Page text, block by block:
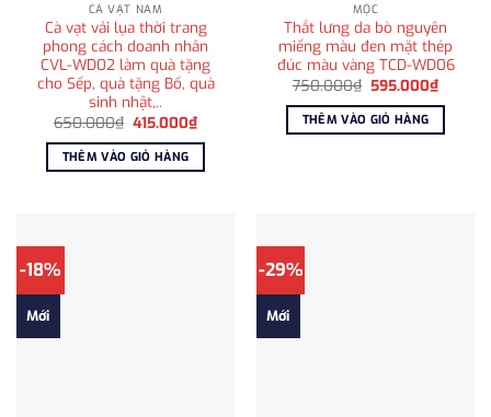
CÀ VẠT NAM
Cà vạt vải lụa thời trang
phong cách doanh nhân
CVL-WD02 làm quà tặng
cho Sếp, quà tặng Bố, quà
sinh nhật,..
650.000₫ Giá
là:
650.000₫.
415.000₫Giá
hiện
tại
415.000₫.
THÊM VÀO GIỎ HÀNG
MỘC
Thắt lưng da bò nguyên
miếng màu đen mặt thép
đúc màu vàng TCD-WD06
750.000₫ Giá
là:
750.000₫.
595.000₫Giá
hiện
tại
THÊM VÀO GIỎ HÀNG
-18%
Mới
-29%
Mới